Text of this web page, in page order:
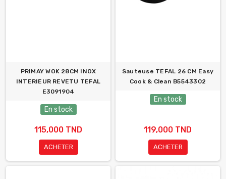
PRIMAY WOK 28CM INOX
INTERIEUR REVETU TEFAL
E3091904
En stock
115,000 TND
ACHETER
Sauteuse TEFAL 26 CM Easy
Cook & Clean B5543302
En stock
119,000 TND
ACHETER